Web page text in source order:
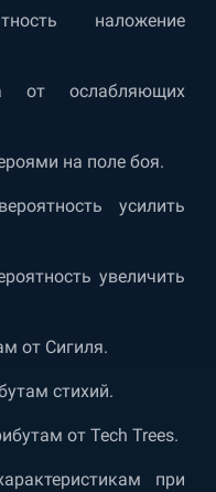
наложение
от ослабляющих
на поле боя.
усилить
увеличить
от Сигиля.
стихий.
от Tech Trees.
при